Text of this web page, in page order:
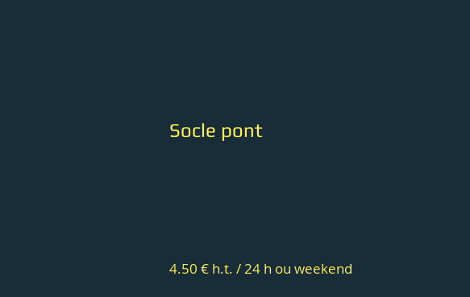
Socle pont
4.50 € h.t. / 24 h ou weekend